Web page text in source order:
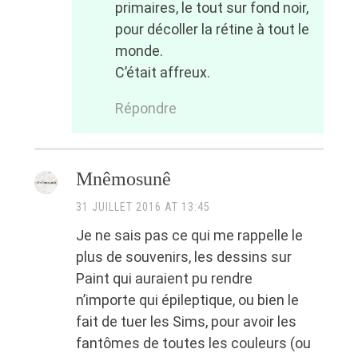
primaires, le tout sur fond noir,
pour décoller la rétine à tout le
monde.
C’était affreux.
Répondre
Mnêmosunê
31 JUILLET 2016 AT 13:45
Je ne sais pas ce qui me rappelle le
plus de souvenirs, les dessins sur
Paint qui auraient pu rendre
n’importe qui épileptique, ou bien le
fait de tuer les Sims, pour avoir les
fantômes de toutes les couleurs (ou